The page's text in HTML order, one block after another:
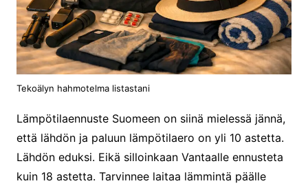
Tekoälyn hahmotelma listastani
Lämpötilaennuste Suomeen on siinä mielessä jännä,
että lähdön ja paluun lämpötilaero on yli 10 astetta.
Lähdön eduksi. Eikä silloinkaan Vantaalle ennusteta
kuin 18 astetta. Tarvinnee laitaa lämmintä päälle